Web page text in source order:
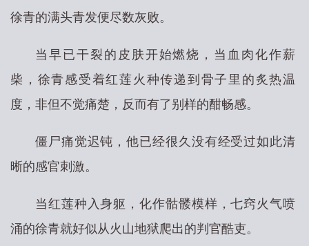
徐青的满头青发便尽数灰败。
当早已干裂的皮肤开始燃烧，当血肉化作薪
柴，徐青感受着红莲火种传递到骨子里的炙热温
度，非但不觉痛楚，反而有了别样的酣畅感。
僵尸痛觉迟钝，他已经很久没有经受过如此清
晰的感官刺激。
当红莲种入身躯，化作骷髅模样，七窍火气喷
涌的徐青就好似从火山地狱爬出的判官酷吏。